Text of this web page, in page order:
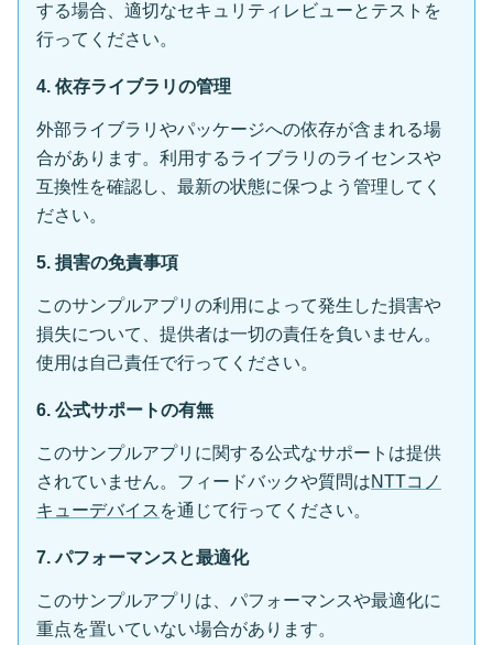
する場合、適切なセキュリティレビューとテストを
行ってください。
4. 依存ライブラリの管理
外部ライブラリやパッケージへの依存が含まれる場
合があります。利用するライブラリのライセンスや
互換性を確認し、最新の状態に保つよう管理してく
ださい。
5. 損害の免責事項
このサンプルアプリの利用によって発生した損害や
損失について、提供者は一切の責任を負いません。
使用は自己責任で行ってください。
6. 公式サポートの有無
このサンプルアプリに関する公式なサポートは提供
されていません。フィードバックや質問はNTTコノ
キューデバイス を通じて行ってください。
7. パフォーマンスと最適化
このサンプルアプリは、パフォーマンスや最適化に
重点を置いていない場合があります。